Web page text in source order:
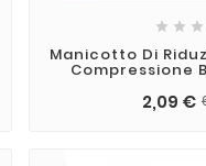
  
Manicotto Di
Compressione
2,09 €